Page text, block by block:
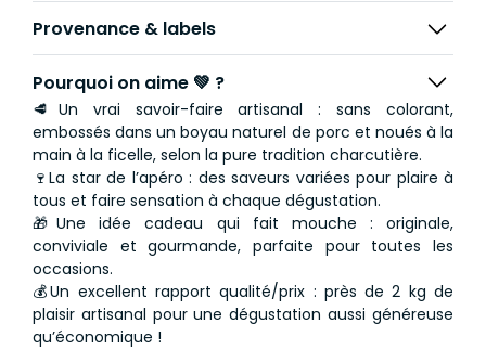
savoureux saucisson aux olives noires.
Idéale pour l’apéro, les repas conviviaux ou les cadeaux
gourmands, cette box est la promesse d’un moment
de partage authentique autour de produits du terroir.
Au total 1,8kg de pur plaisir !
Provenance & labels
Pourquoi on aime 💚 ?
🥩Un vrai savoir-faire artisanal : sans colorant,
embossés dans un boyau naturel de porc et noués à la
main à la ficelle, selon la pure tradition charcutière.
🍷La star de l’apéro : des saveurs variées pour plaire à
tous et faire sensation à chaque dégustation.
🎁Une idée cadeau qui fait mouche : originale,
conviviale et gourmande, parfaite pour toutes les
occasions.
💰Un excellent rapport qualité/prix : près de 2 kg de
plaisir artisanal pour une dégustation aussi généreuse
qu’économique !